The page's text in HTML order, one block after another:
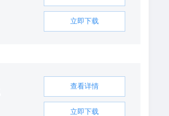
立即下载
查看详情
立即下载